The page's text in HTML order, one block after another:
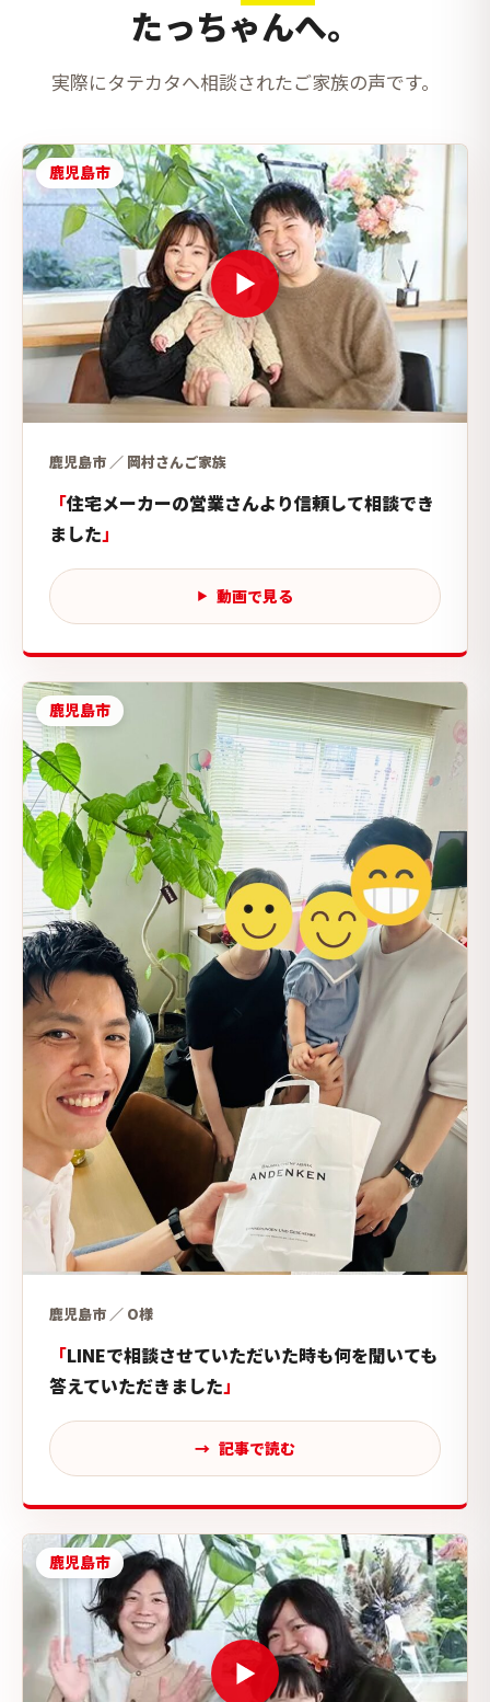
たっちゃんへ。
実際にタテカタへ相談されたご家族の声です。
鹿児島市
鹿児島市 ／ 岡村さんご家族
住宅メーカーの営業さんより信頼して相談でき
ました
動画で見る
鹿児島市
鹿児島市 ／ O様
LINEで相談させていただいた時も何を聞いても
答えていただきました
記事で読む
鹿児島市